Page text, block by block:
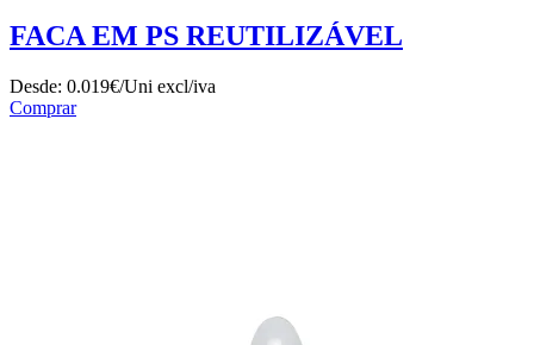
FACA EM PS REUTILIZÁVEL
Desde: 0.019€/Uni excl/iva
Comprar